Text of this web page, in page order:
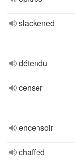
slackened
détendu
censer
encensoir
chaffed